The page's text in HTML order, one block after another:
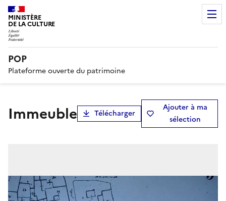
MINISTÈRE
DE LA CULTURE
POP
Plateforme ouverte du patrimoine
immeuble Télécharger
Ajouter à ma
sélection